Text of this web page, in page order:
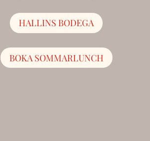
HALLINS BODEGA
BOKA SOMMARLUNCH